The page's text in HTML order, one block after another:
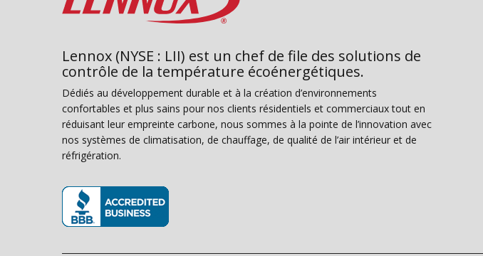
Lennox (NYSE : LII) est un chef de file des solutions de
contrôle de la température écoénergétiques.
Dédiés au développement durable et à la création d’environnements
confortables et plus sains pour nos clients résidentiels et commerciaux tout en
réduisant leur empreinte carbone, nous sommes à la pointe de l’innovation avec
nos systèmes de climatisation, de chauffage, de qualité de l’air intérieur et de
réfrigération.